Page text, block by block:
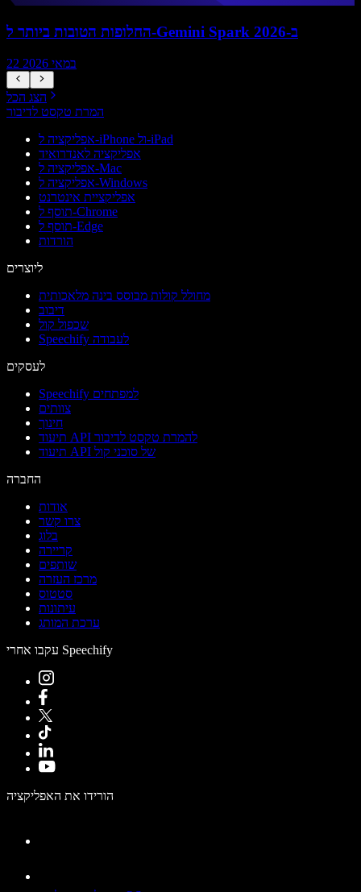
החלופות הטובות ביותר ל-Gemini Spark ב-2026
22 במאי 2026
הצג הכל
המרת טקסט לדיבור
אפליקציה ל-iPhone ול-iPad
אפליקציה לאנדרואיד
אפליקציה ל-Mac
אפליקציה ל-Windows
אפליקציית אינטרנט
תוסף ל-Chrome
תוסף ל-Edge
הורדות
ליוצרים
מחולל קולות מבוסס בינה מלאכותית
דיבוב
שכפול קול
Speechify לעבודה
לעסקים
Speechify למפתחים
צוותים
חינוך
תיעוד API להמרת טקסט לדיבור
תיעוד API של סוכני קול
החברה
אודות
צרו קשר
בלוג
קריירה
שותפים
מרכז העזרה
סטטוס
עיתונות
ערכת המותג
עקבו אחרי Speechify
הורידו את האפליקציה